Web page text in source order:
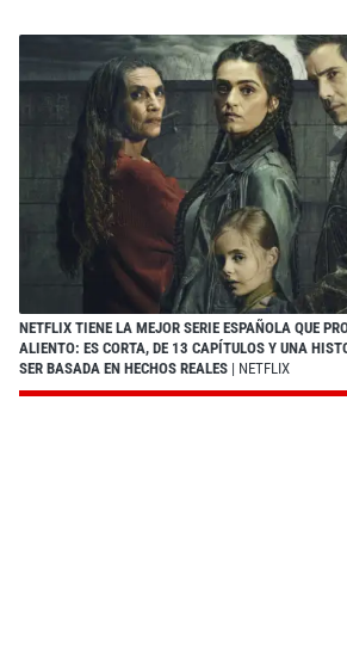
NETFLIX TIENE LA MEJOR SERIE ESPAÑOLA QUE
ALIENTO: ES CORTA, DE 13 CAPÍTULOS Y UNA
SER BASADA EN HECHOS REALES | NETFLIX